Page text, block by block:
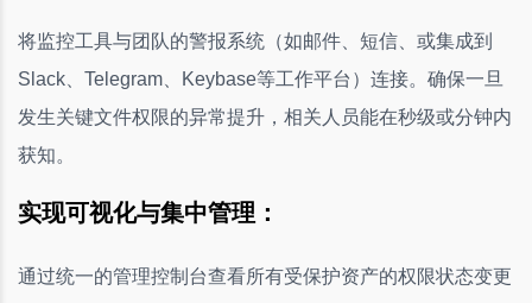
将监控工具与团队的警报系统（如邮件、短信、或集成到
Slack、Telegram、Keybase等工作平台）连接。确保一旦
发生关键文件权限的异常提升，相关人员能在秒级或分钟内
获知。
实现可视化与集中管理：
通过统一的管理控制台查看所有受保护资产的权限状态变更